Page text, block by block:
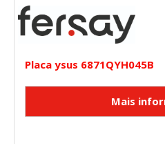
Placa ysus 6871QYH045B
Cookies de rendimiento
Estas cookies nos permiten
mejorarlo. Nos ayudan a
agregada y, por lo tanto, es